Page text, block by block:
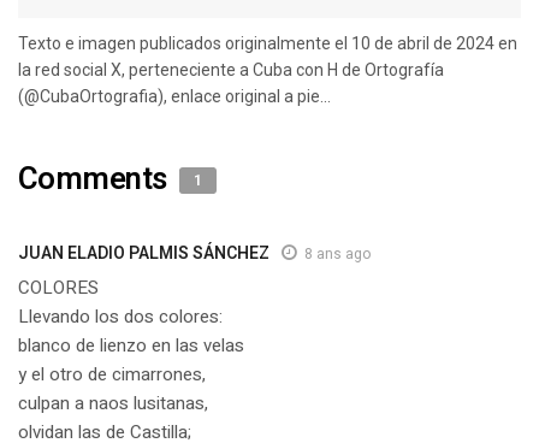
Texto e imagen publicados originalmente el 10 de abril de 2024 en
la red social X, perteneciente a Cuba con H de Ortografía
(@CubaOrtografia), enlace original a pie...
Comments 1
JUAN ELADIO PALMIS SÁNCHEZ 8 ans ago
COLORES
Llevando los dos colores:
blanco de lienzo en las velas
y el otro de cimarrones,
culpan a naos lusitanas,
olvidan las de Castilla;